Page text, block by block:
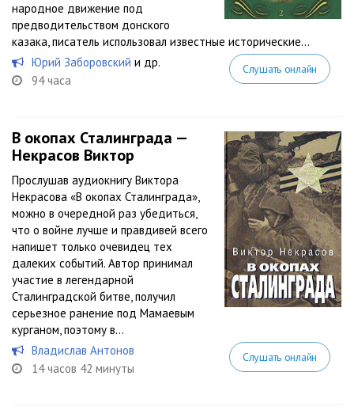
народное движение под
предводительством донского
казака, писатель использовал известные исторические...
Юрий Заборовский и др.
94 часа
Слушать онлайн
В окопах Сталинграда —
Некрасов Виктор
Прослушав аудиокнигу Виктора
Некрасова «В окопах Сталинграда»,
можно в очередной раз убедиться,
что о войне лучше и правдивей всего
напишет только очевидец тех
далеких событий. Автор принимал
участие в легендарной
Сталинградской битве, получил
серьезное ранение под Мамаевым
курганом, поэтому в...
Владислав Антонов
14 часов 42 минуты
Слушать онлайн